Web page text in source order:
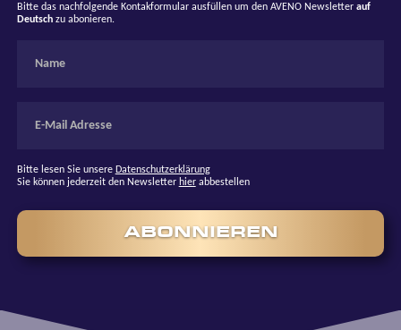
Bitte das nachfolgende Kontakformular ausfüllen um den AVENO Newsletter auf
Deutschzu abonieren.
Bitte lesen Sie unsere Datenschutzerklärung
Sie können jederzeit den Newsletter hierabbestellen
ABONNIEREN